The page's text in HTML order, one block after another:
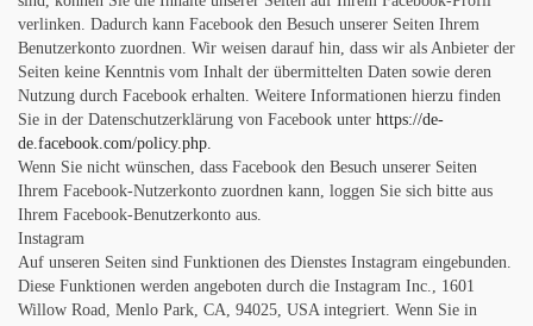
verlinken. Dadurch kann Facebook den Besuch unserer Seiten Ihrem
Benutzerkonto zuordnen. Wir weisen darauf hin, dass wir als Anbieter der
Seiten keine Kenntnis vom Inhalt der übermittelten Daten sowie deren
Nutzung durch Facebook erhalten. Weitere Informationen hierzu finden
Sie in der Datenschutzerklärung von Facebook unter https://de-
de.facebook.com/policy.php.
Wenn Sie nicht wünschen, dass Facebook den Besuch unserer Seiten
Ihrem Facebook-Nutzerkonto zuordnen kann, loggen Sie sich bitte aus
Ihrem Facebook-Benutzerkonto aus.
Instagram
Auf unseren Seiten sind Funktionen des Dienstes Instagram eingebunden.
Diese Funktionen werden angeboten durch die Instagram Inc., 1601
Willow Road, Menlo Park, CA, 94025, USA integriert. Wenn Sie in